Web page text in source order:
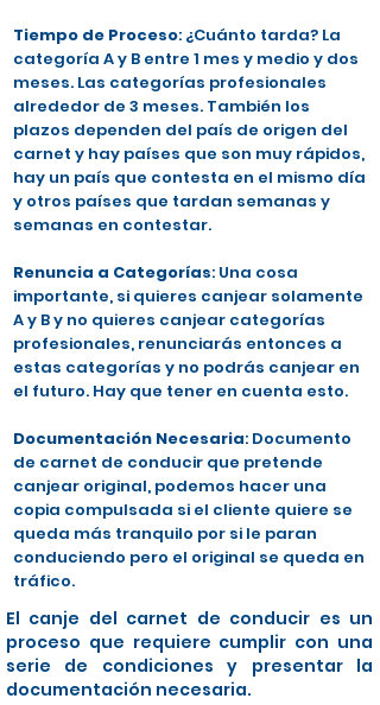
Tiempo de Proceso: ¿Cuánto tarda? La
categoría A y B entre 1 mes y medio y dos
meses. Las categorías profesionales
alrededor de 3 meses. También los
plazos dependen del país de origen del
carnet y hay países que son muy rápidos,
hay un país que contesta en el mismo día
y otros países que tardan semanas y
semanas en contestar.
Renuncia a Categorías: Una cosa
importante, si quieres canjear solamente
A y B y no quieres canjear categorías
profesionales, renunciarás entonces a
estas categorías y no podrás canjear en
el futuro. Hay que tener en cuenta esto.
Documentación Necesaria: Documento
de carnet de conducir que pretende
canjear original, podemos hacer una
copia compulsada si el cliente quiere se
queda más tranquilo por si le paran
conduciendo pero el original se queda en
tráfico.
El canje del carnet de conducir es un
proceso que requiere cumplir con una
serie de condiciones y presentar la
documentación necesaria.